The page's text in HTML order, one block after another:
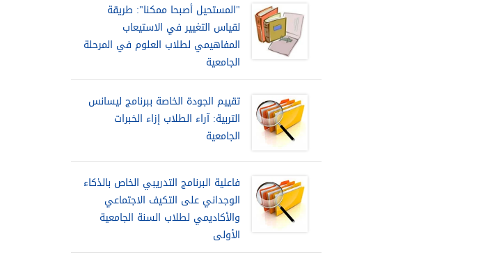
"المستحيل أصبحا ممكنا": طريقة
لقياس التغيير في الاستيعاب
المفاهيمي لطلاب العلوم في المرحلة
الجامعية
تقييم الجودة الخاصة ببرنامج ليسانس
التربية: آراء الطلاب إزاء الخبرات
الجامعية
فاعلية البرنامج التدريبي الخاص بالذكاء
الوجداني على التكيف الاجتماعي
والأكاديمي لطلاب السنة الجامعية
الأولى